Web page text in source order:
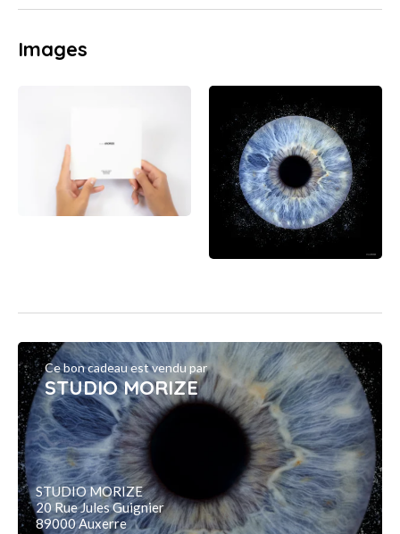
Images
Ce bon cadeau est vendu par
STUDIO MORIZE
STUDIO MORIZE
20 Rue Jules Guignier
89000 Auxerre